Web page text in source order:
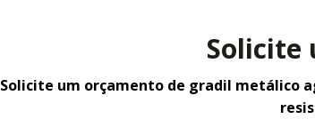
Solicite
Solicite um orçamento de gradil metálico